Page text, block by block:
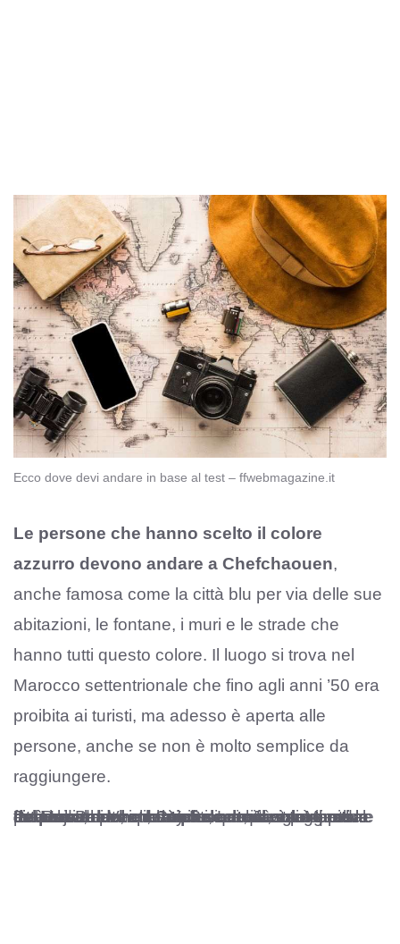
Ecco dove devi andare in base al test – ffwebmagazine.it
Le persone che hanno scelto il colore
azzurro devono andare a Chefchaouen,
anche famosa come la città blu per via delle sue
abitazioni, le fontane, i muri e le strade che
hanno tutti questo colore. Il luogo si trova nel
Marocco settentrionale che fino agli anni ’50 era
proibita ai turisti, ma adesso è aperta alle
persone, anche se non è molto semplice da
raggiungere.
Le persone che hanno scelto il colore rosa devono andare a Jaipur
, anche nota come la città rosa, dato che anche qui questo è il colore prevalente per i palazzi e le mura, a partire dal famoso Palazzo dei Venti. La città è la capitale del Rajasthan, una confusionaria e suggestiva città indiana che custodisce meraviglie quali Palazzo dei Venti, City Palace, Jantar Mantar e Jal Mahal.